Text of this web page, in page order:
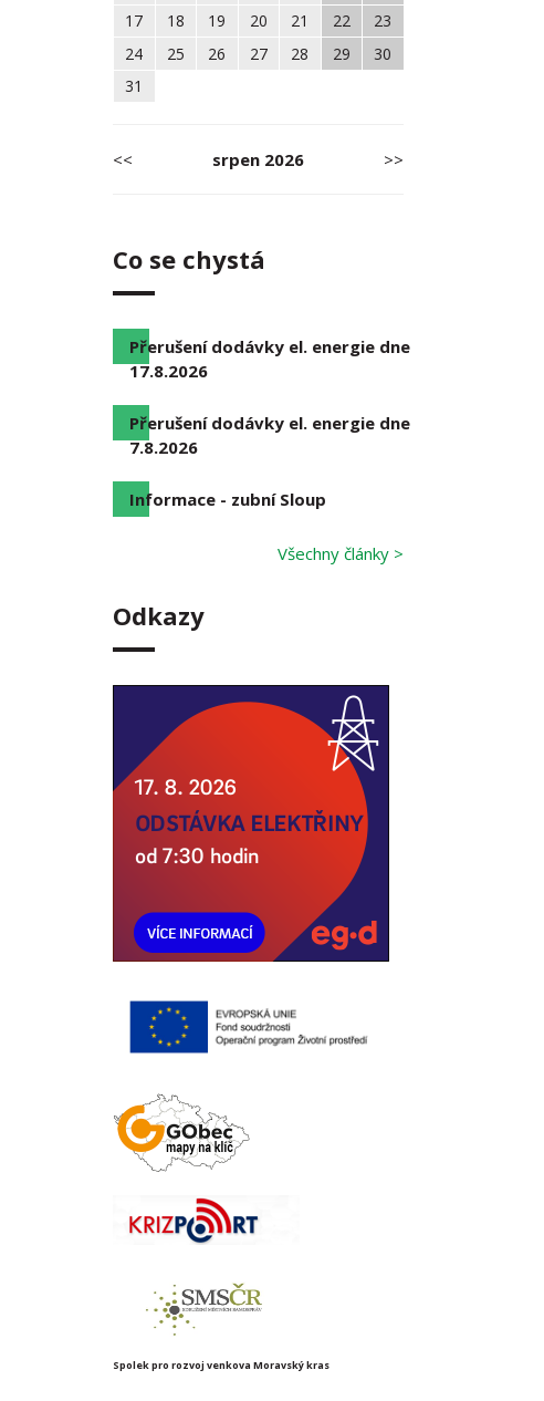
17
18 19 20 21 22
23
24
25 26 27 28 29
30
31
<< srpen 2026 >>
Co se chystá
Přerušení dodávky el. energie dne
17.8.2026
Přerušení dodávky el. energie dne
7.8.2026
Informace - zubní Sloup
Všechny články >
Odkazy
Spolek pro rozvoj venkova Moravský kras